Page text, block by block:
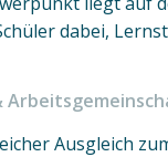
dabei,
Ausgleich